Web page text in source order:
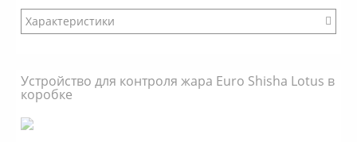
Характеристики
Коробка: Есть
Размер: Стандартный
Стенки: Наклонные
Покрытие: Хром
Устройство для контроля жара Euro Shisha Lotus в
коробке